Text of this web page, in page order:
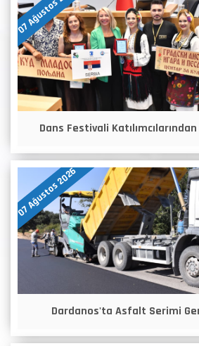
Dans Festivali
07 Ağustos 2026
Dardanos'ta Asfalt Serimi